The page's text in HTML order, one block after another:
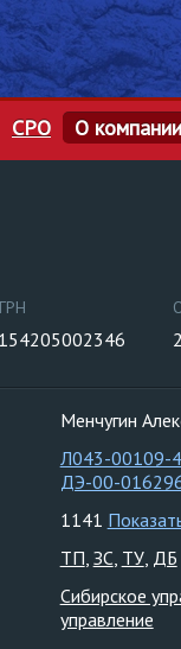
СРО О компании
Менчугин
Л043-00109-
ДЭ-00-
1141
ТП ЗС ТУ ДБ
Сибирское
управление